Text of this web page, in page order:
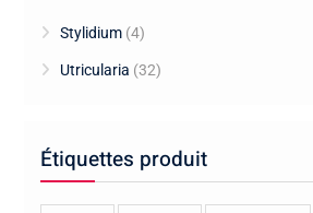
Stylidium (4)
Utricularia (32)
Étiquettes produit